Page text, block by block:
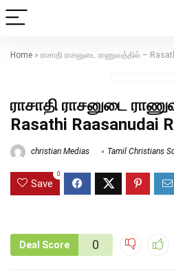
Home » ராசாதி ராசனுடை ராணுவத்தில் –
ராசாதி ராசனுடை
Rasathi Raasanudai
christian Medias Tamil Christians
Save
0
Deal Score 0